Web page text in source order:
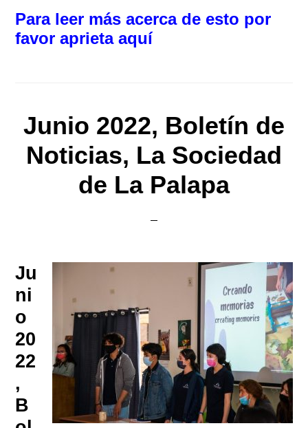
Para leer más acerca de esto por
favor aprieta aquí
Junio 2022, Boletín de
Noticias, La Sociedad
de La Palapa
Ju
ni
o
20
22
,
B